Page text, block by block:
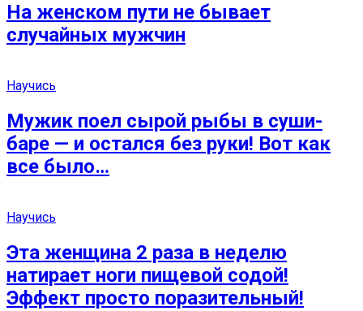
На женском пути не бывает
случайных мужчин
Научись
Мужик поел сырой рыбы в суши-
баре — и остался без руки! Вот как
все было…
Научись
Эта женщина 2 раза в неделю
натирает ноги пищевой содой!
Эффект просто поразительный!